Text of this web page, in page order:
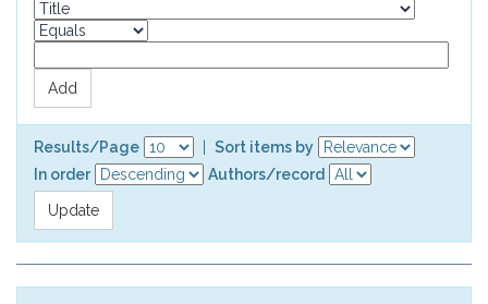
Results/Page
Sort items by
In order
Authors/record